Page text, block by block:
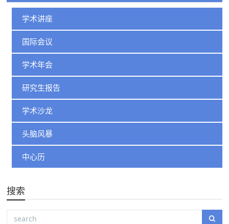
学术讲座
国际会议
学术年会
研究生报告
学术沙龙
头脑风暴
中心历
搜索